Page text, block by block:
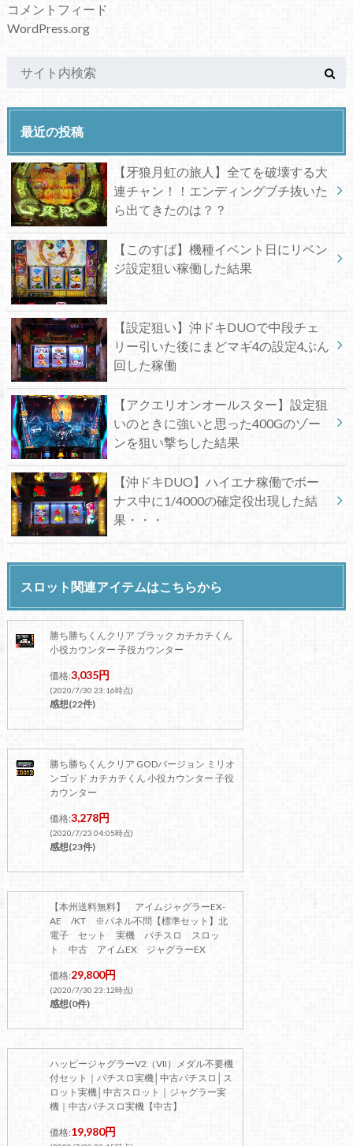
コメントフィード
WordPress.org
最近の投稿
【牙狼月虹の旅人】全てを破壊する大
連チャン！！エンディングブチ抜いた
ら出てきたのは？？
【このすば】機種イベント日にリベン
ジ設定狙い稼働した結果
【設定狙い】沖ドキDUOで中段チェ
リー引いた後にまどマギ4の設定4ぶん
回した稼働
【アクエリオンオールスター】設定狙
いのときに強いと思った400Gのゾー
ンを狙い撃ちした結果
【沖ドキDUO】ハイエナ稼働でボー
ナス中に1/4000の確定役出現した結
果・・・
スロット関連アイテムはこちらから
勝ち勝ちくんクリア ブラック カチカチくん
小役カウンター 子役カウンター
価格:3,035円
(2020/7/30 23:16時点)
感想(22件)
勝ち勝ちくんクリア GODバージョン ミリオ
ンゴッド カチカチくん 小役カウンター 子役
カウンター
価格:3,278円
(2020/7/23 04:05時点)
感想(23件)
【本州送料無料】 アイムジャグラーEX-
AE /KT ※パネル不問【標準セット】北
電子 セット 実機 パチスロ スロッ
ト 中古 アイムEX ジャグラーEX
価格:29,800円
(2020/7/30 23:12時点)
感想(0件)
ハッピージャグラーV2（VII）メダル不要機
付セット｜パチスロ実機│中古パチスロ│ス
ロット実機│中古スロット｜ジャグラー実
機｜中古パチスロ実機【中古】
価格:19,980円